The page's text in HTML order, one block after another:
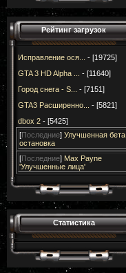
Рейтинг загрузок
Исправление ося...
- [19725]
GTA 3 HD Alpha ...
- [11640]
Город снега - S...
- [7151]
GTA3 Расширенно...
- [5821]
dbox 2 - [5425]
[Последние] Улучшенная бета
остановка
[Последние] Max Payne
'Улучшенные лица'
Статистика